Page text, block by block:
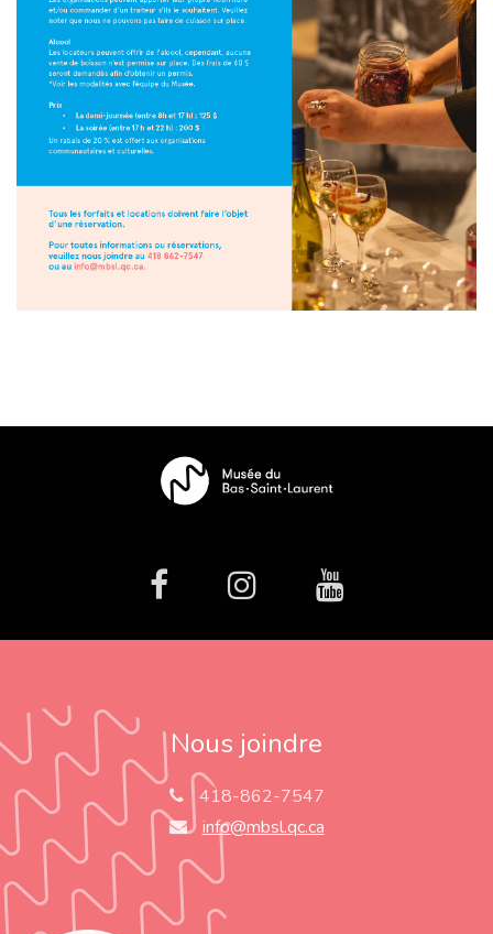
facebookInstagramYoutube
Nous joindre
418-862-7547
info@mbsl.qc.ca